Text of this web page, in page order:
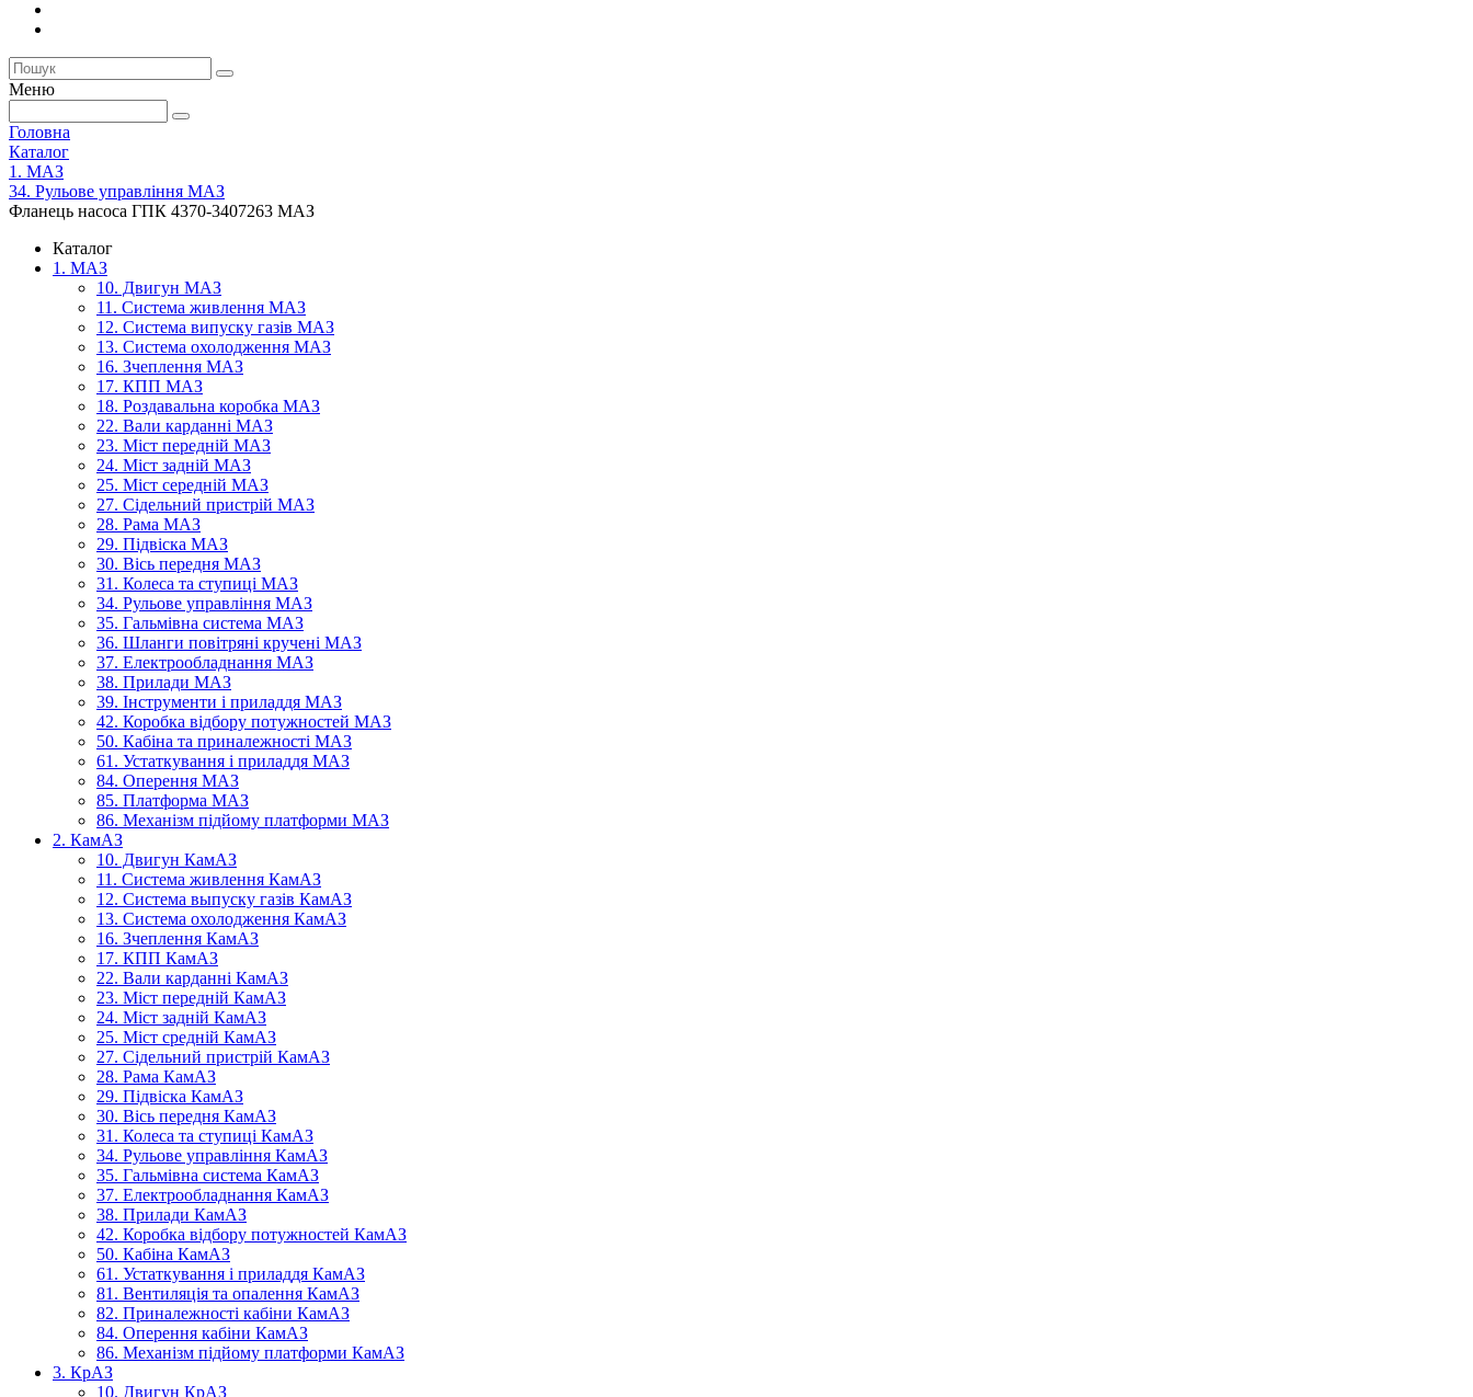
Меню
Головна
Каталог
1. МАЗ
34. Рульове управління МАЗ
Фланець насоса ГПК 4370-3407263 МАЗ
Каталог
1. МАЗ
10. Двигун МАЗ
11. Система живлення МАЗ
12. Система випуску газів МАЗ
13. Система охолодження МАЗ
16. Зчеплення МАЗ
17. КПП МАЗ
18. Роздавальна коробка МАЗ
22. Вали карданні МАЗ
23. Міст передній МАЗ
24. Міст задній МАЗ
25. Міст середній МАЗ
27. Сідельний пристрій МАЗ
28. Рама МАЗ
29. Підвіска МАЗ
30. Вісь передня МАЗ
31. Колеса та ступиці МАЗ
34. Рульове управління МАЗ
35. Гальмівна система МАЗ
36. Шланги повітряні кручені МАЗ
37. Електрообладнання МАЗ
38. Прилади МАЗ
39. Інструменти і приладдя МАЗ
42. Коробка відбору потужностей МАЗ
50. Кабіна та приналежності МАЗ
61. Устаткування і приладдя МАЗ
84. Оперення МАЗ
85. Платформа МАЗ
86. Механізм підйому платформи МАЗ
2. КамАЗ
10. Двигун КамАЗ
11. Система живлення КамАЗ
12. Система выпуску газів КамАЗ
13. Система охолодження КамАЗ
16. Зчеплення КамАЗ
17. КПП КамАЗ
22. Вали карданні КамАЗ
23. Міст передній КамАЗ
24. Міст задній КамАЗ
25. Міст средній КамАЗ
27. Сідельний пристрій КамАЗ
28. Рама КамАЗ
29. Підвіска КамАЗ
30. Вісь передня КамАЗ
31. Колеса та ступиці КамАЗ
34. Рульове управління КамАЗ
35. Гальмівна система КамАЗ
37. Електрообладнання КамАЗ
38. Прилади КамАЗ
42. Коробка відбору потужностей КамАЗ
50. Кабіна КамАЗ
61. Устаткування і приладдя КамАЗ
81. Вентиляція та опалення КамАЗ
82. Приналежності кабіни КамАЗ
84. Оперення кабіни КамАЗ
86. Механізм підйому платформи КамАЗ
3. КрАЗ
10. Двигун КрАЗ